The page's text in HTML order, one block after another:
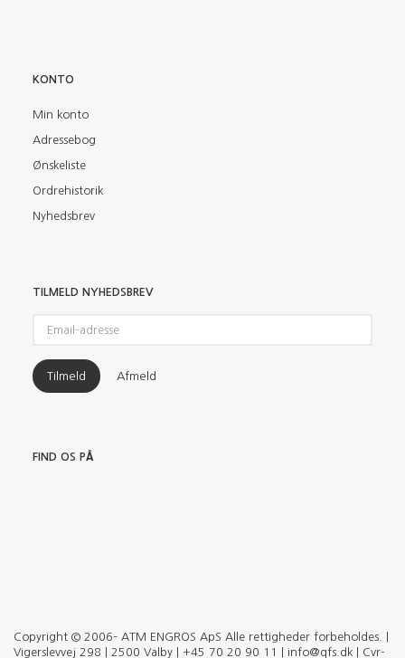
KONTO
Min konto
Adressebog
Ønskeliste
Ordrehistorik
Nyhedsbrev
TILMELD NYHEDSBREV
adresse
Tilmeld Afmeld
FIND OS PÅ
Copyright © 2006– ATM ENGROS ApS Alle rettigheder forbeholdes. |
Vigerslevvej 298 | 2500 Valby | +45 70 20 90 11 | info@qfs.dk | Cvr-